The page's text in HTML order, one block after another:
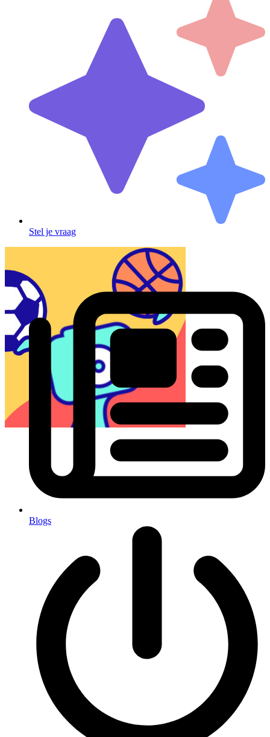
Stel je vraag
Blogs